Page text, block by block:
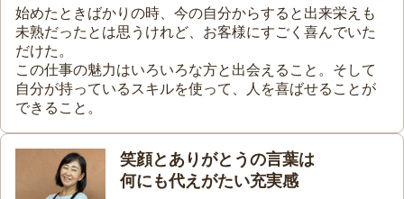
始めたときばかりの時、今の自分からすると出来栄えも
未熟だったとは思うけれど、お客様にすごく喜んでいた
だけた。
この仕事の魅力はいろいろな方と出会えること。そして
自分が持っているスキルを使って、人を喜ばせることが
できること。
笑顔とありがとうの言葉は
何にも代えがたい充実感